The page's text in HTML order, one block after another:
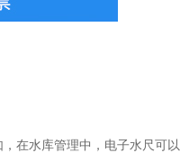
在水库管理中，电子水尺可以